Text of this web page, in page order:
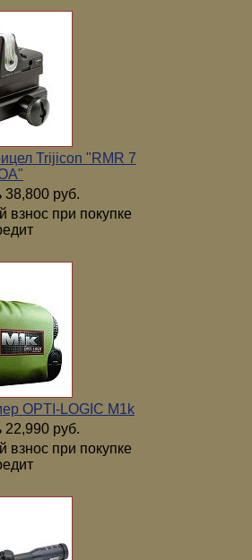
Trijicon "RMR 7
38,800 руб.
взнос при покупке
OPTI-LOGIC M1k
22,990 руб.
взнос при покупке